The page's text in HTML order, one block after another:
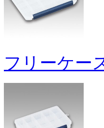
フリーケー